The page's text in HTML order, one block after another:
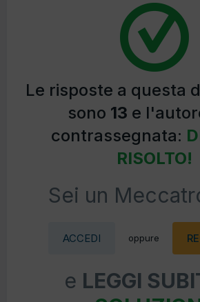
Le risposte a questa
sono 13 e
contrassegnata:
RISOLTO!
Sei un
ACCEDI oppure
e LEGGI